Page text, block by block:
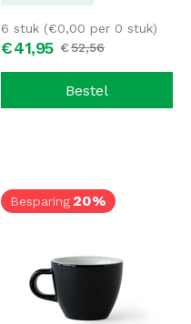
€52,56
€41,95
6 stuk (€0,00 per 0 stuk)
Bestel
Besparing 20%